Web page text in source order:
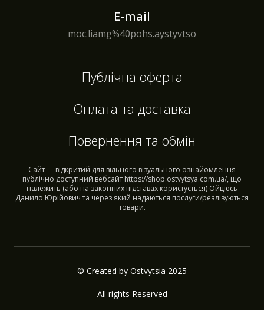
E-mail
moc.liamg%40pohs.aystyvtso
Публічна оферта
Оплата та доставка
Повернення та обмін
Сайт — відкритий для вільного візуального ознайомлення
публічно доступний вебсайт https://shop.ostvytsya.com.ua/, що
належить (або на законних підставах користується) Ойцюсь
Данило Юрійович та через який надаються послуги/реалізуються
товари.
© Created by Ostvytsia 2025
All rights Reserved